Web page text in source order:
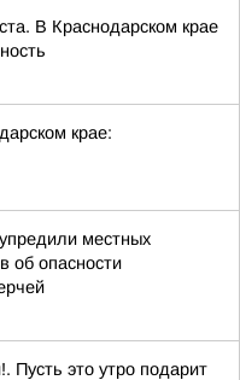
В Краснодарском крае
крае:
местных
об опасности
Пусть это утро подарит